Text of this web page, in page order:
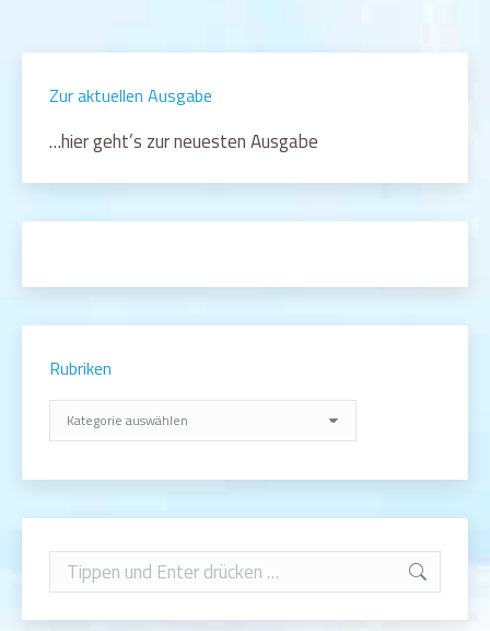
Zur aktuellen Ausgabe
…hier geht’s zur neuesten Ausgabe
Rubriken
Rubriken
Search: